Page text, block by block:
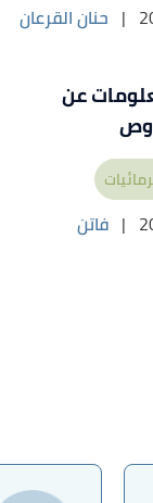
| حنان القرعان
عن
| فاتن